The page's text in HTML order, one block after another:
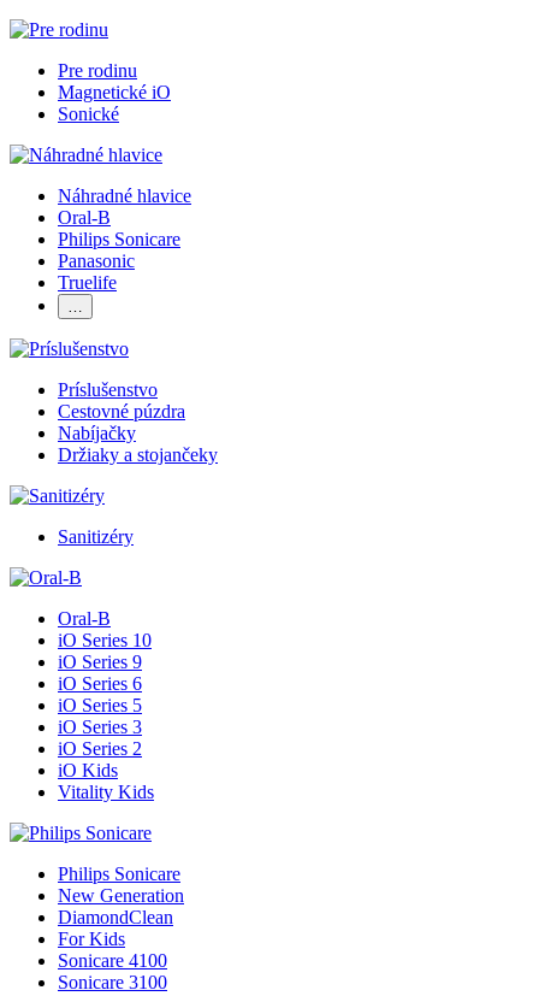
Pre rodinu
Magnetické iO
Sonické
Náhradné hlavice
Oral-B
Philips Sonicare
Panasonic
Truelife
…
Príslušenstvo
Cestovné púzdra
Nabíjačky
Držiaky a stojančeky
Sanitizéry
Oral-B
iO Series 10
iO Series 9
iO Series 6
iO Series 5
iO Series 3
iO Series 2
iO Kids
Vitality Kids
Philips Sonicare
New Generation
DiamondClean
For Kids
Sonicare 4100
Sonicare 3100